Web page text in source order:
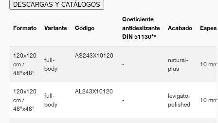
DESCARGAS Y CATÁLOGOS
Formato Variante Código
Coeficiente
antideslizante
DIN 51130**
Acabado
120x120
cm /
48"x48"
full-
body
AS243X10120
-
natural-
plus
10 mm
120x120
cm /
48"x48"
full-
body
AL243X10120
-
levigato-
polished
10 mm